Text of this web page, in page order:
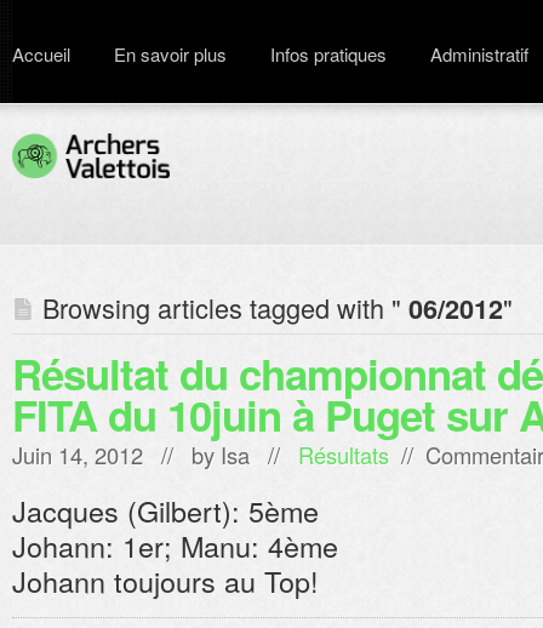
Accueil En savoir plus Infos pratiques Administratif
Browsing articles tagged with " 06/2012"
Résultat du championnat
FITA du 10juin à Puget sur
Juin 14, 2012 // by Isa // Résultats //
Jacques (Gilbert): 5ème
Johann: 1er; Manu: 4ème
Johann toujours au Top!